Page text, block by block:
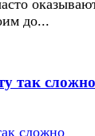
до...
так сложно